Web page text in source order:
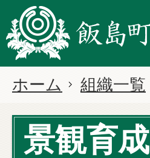
ホーム 組織一覧
景観育成